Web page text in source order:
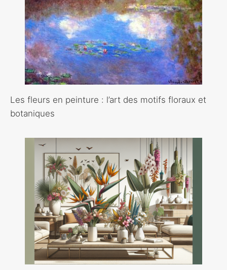
Les fleurs en peinture : l’art des motifs floraux et
botaniques